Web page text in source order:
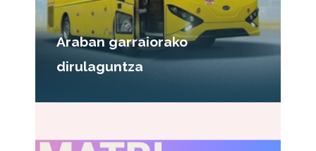
Araban garraiorako
dirulaguntza